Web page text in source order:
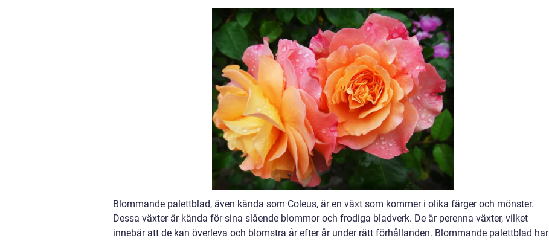
Blommande palettblad, även kända som Coleus, är en växt som kommer i olika färger och mönster.
Dessa växter är kända för sina slående blommor och frodiga bladverk. De är perenna växter, vilket
innebär att de kan överleva och blomstra år efter år under rätt förhållanden. Blommande palettblad har